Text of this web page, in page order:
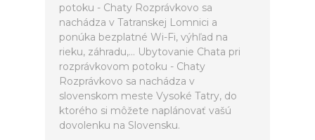
potoku - Chaty Rozprávkovo sa
nachádza v Tatranskej Lomnici a
ponúka bezplatné Wi-Fi, výhľad na
rieku, záhradu,... Ubytovanie Chata pri
rozprávkovom potoku - Chaty
Rozprávkovo sa nachádza v
slovenskom meste Vysoké Tatry, do
ktorého si môžete naplánovať vašú
dovolenku na Slovensku.